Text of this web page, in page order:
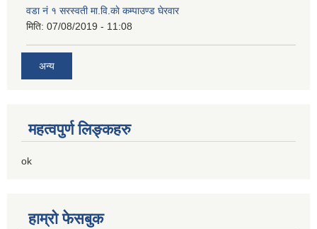
वडा नं १ सरस्वती मा.वि.काे कम्पाउण्ड घेरवार
मिति: 07/08/2019 - 11:08
अन्य
महत्वपुर्ण लिङ्कहरु
ok
हाम्रो फेसबुक